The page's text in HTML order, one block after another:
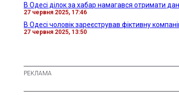
В Одесі ділок за хабар намагався отримати
27 червня 2025, 17:46
В Одесі чоловік зареєстрував фіктивну
27 червня 2025, 13:50